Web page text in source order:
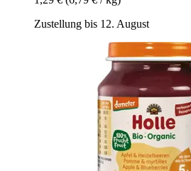
Zustellung bis 12. August